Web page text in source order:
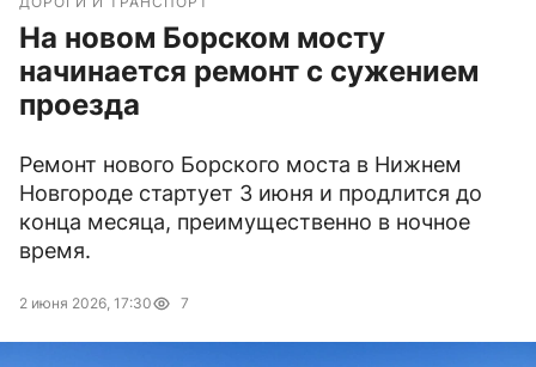
На новом Борском мосту
начинается ремонт с сужением
проезда
Ремонт нового Борского моста в Нижнем
Новгороде стартует 3 июня и продлится до
конца месяца, преимущественно в ночное
время.
2 июня 2026, 17:30 7